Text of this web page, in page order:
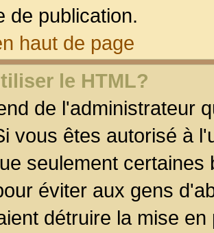
de publication.
haut de page
le HTML?
de l'administrateur
vous êtes autorisé à
seulement
éviter aux gens
détruire la mise